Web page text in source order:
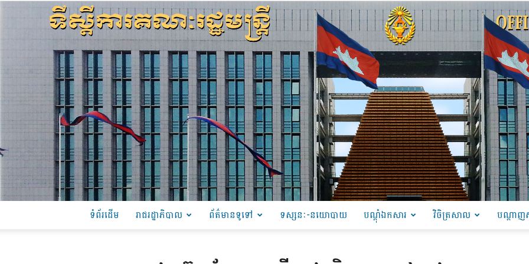
ទំព័រដើម រាជរដ្ឋាភិបាល ព័ត៌មានទូទៅ ទស្សនៈ-នយោបាយ បណ្ដុំឯកសារ វិចិត្រសាល បណ្តាញ